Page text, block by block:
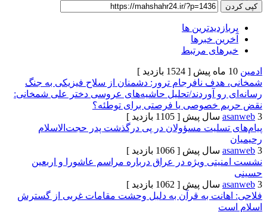
ها
خبرها
مرتبط
[ 1524 بازدید ]
نافرجام ترور: دشمنان از سلاح فیزیکی به جنگ
آوردند/تحلیل حاشیه‌های عروسی دختر علی شمخانی:
خصوصی یا فرصتی برای توطئه؟
[ 1105 بازدید ]
مسؤولان در پی درگذشت پدر حجت‌الاسلام
[ 1066 بازدید ]
ویژه در عراق درباره مراسم عاشورا و اربعین
[ 1062 بازدید ]
به قرآن‌ به دلیل وحشت مقامات غربی از گسترش